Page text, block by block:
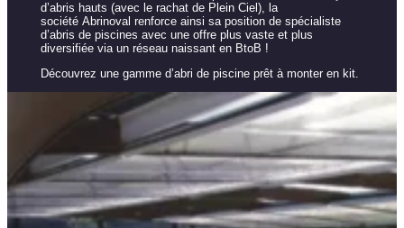
d’abris hauts (avec le rachat de Plein Ciel), la
société Abrinoval renforce ainsi sa position de spécialiste
d’abris de piscines avec une offre plus vaste et plus
diversifiée via un réseau naissant en BtoB !
Découvrez une gamme d’abri de piscine prêt à monter en kit.